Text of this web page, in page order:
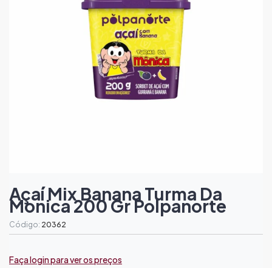
Açaí Mix Banana Turma Da
Monica 200 Gr Polpanorte
Código: 20362
Faça login para ver os preços